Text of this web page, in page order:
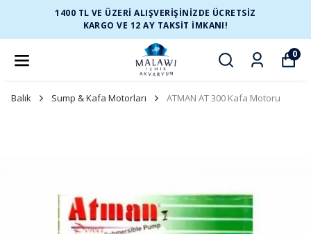
1400 TL VE ÜZERİ ALIŞVERİŞİNİZDE ÜCRETSİZ
KARGO VE 12 AY TAKSİT İMKANI!
0
Balık Sump & Kafa Motorları ATMAN AT 300 Kafa Motoru